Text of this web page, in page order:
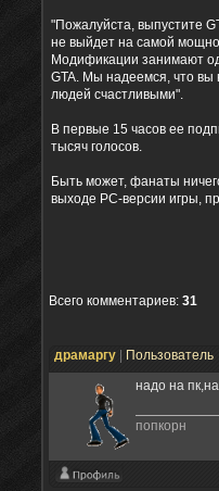
"Пожалуйста, выпустите
не выйдет на самой
Модификации занимают
GTA. Мы надеемся, что вы
людей счастливыми".
В первые 15 часов ее
тысяч голосов.
Быть может, фанаты
выходе PC-версии игры,
Всего комментариев: 31
драмаргу Пользователь
надо на
попкорн